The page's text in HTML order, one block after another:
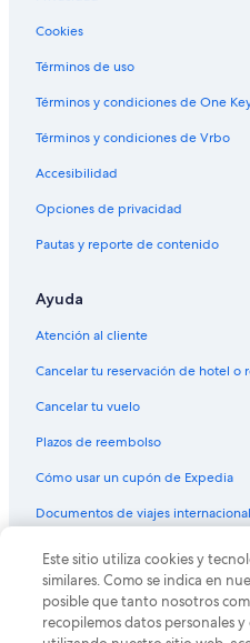
Hoteles en la playa en
Hoteles románticos en
Hoteles con vista al mar en
Hoteles con vista en Melbourne
Hoteles para bodas en
Hoteles que aceptan mascotas
Villas en Melbourne Beach
Cookies
Términos de uso
Términos y condiciones de One
Términos y condiciones de Vrbo
Accesibilidad
Opciones de privacidad
Pautas y reporte de contenido
Ayuda
Atención al cliente
Cancelar tu reservación de hotel o
Cancelar tu vuelo
Plazos de reembolso
Cómo usar un cupón de Expedia
Documentos de viajes
© 2026 Expedia, Inc., una
derechos reservados. Expedia y el
registradas o marcas comerciales
Este sitio utiliza cookies y
similares. Como se indica en
posible que tanto nosotros
recopilemos datos personales